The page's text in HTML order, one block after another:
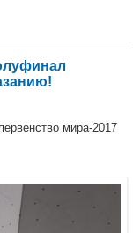
мира-2017